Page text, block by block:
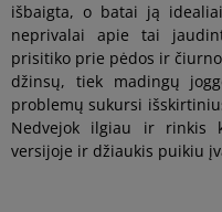
išbaigta, o batai ją
neprivalai apie tai
prisitiko prie pėdos ir
džinsų, tiek madingų
problemų sukursi
Nedvejok ilgiau ir rinkis
versijoje ir džiaukis puikiu